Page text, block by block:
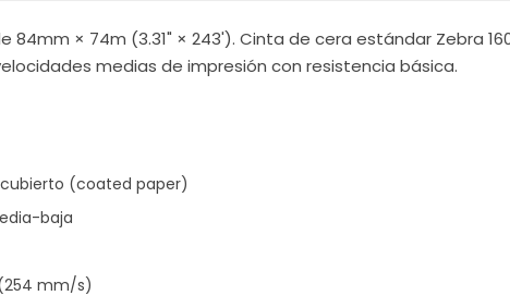
84mm × 74m (3.31" × 243'). Cinta de cera estándar Zebra
medias de impresión con resistencia básica.
(coated paper)
baja
mm/s)